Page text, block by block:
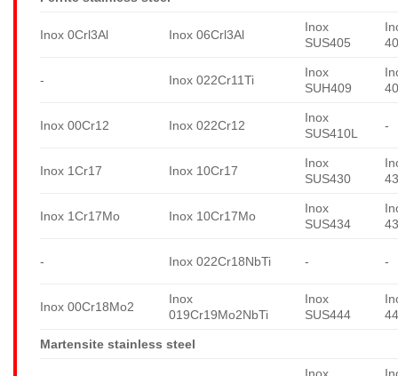
Inox 0Crl3Al Inox 06Crl3Al
Inox
SUS405
- Inox 022Cr11Ti
Inox
SUH409
Inox 00Cr12 Inox 022Cr12
Inox
SUS410L
-
Inox 1Cr17 Inox 10Cr17
Inox
SUS430
Inox 1Cr17Mo Inox 10Cr17Mo
Inox
SUS434
- Inox 022Cr18NbTi - -
Inox 00Cr18Mo2
Inox
019Cr19Mo2NbTi
Inox
SUS444
Martensite stainless steel